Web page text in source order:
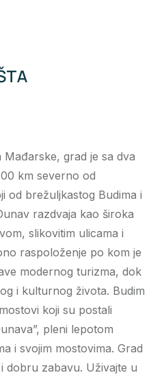
grad je sa dva
km severno od
od brežuljkastog Budima i
razdvaja kao široka
slikovitim ulicama i
raspoloženje po kom je
modernog turizma, dok
i kulturnog života. Budim
koji su postali
pleni lepotom
i svojim mostovima. Grad
dobru zabavu. Uživajte u